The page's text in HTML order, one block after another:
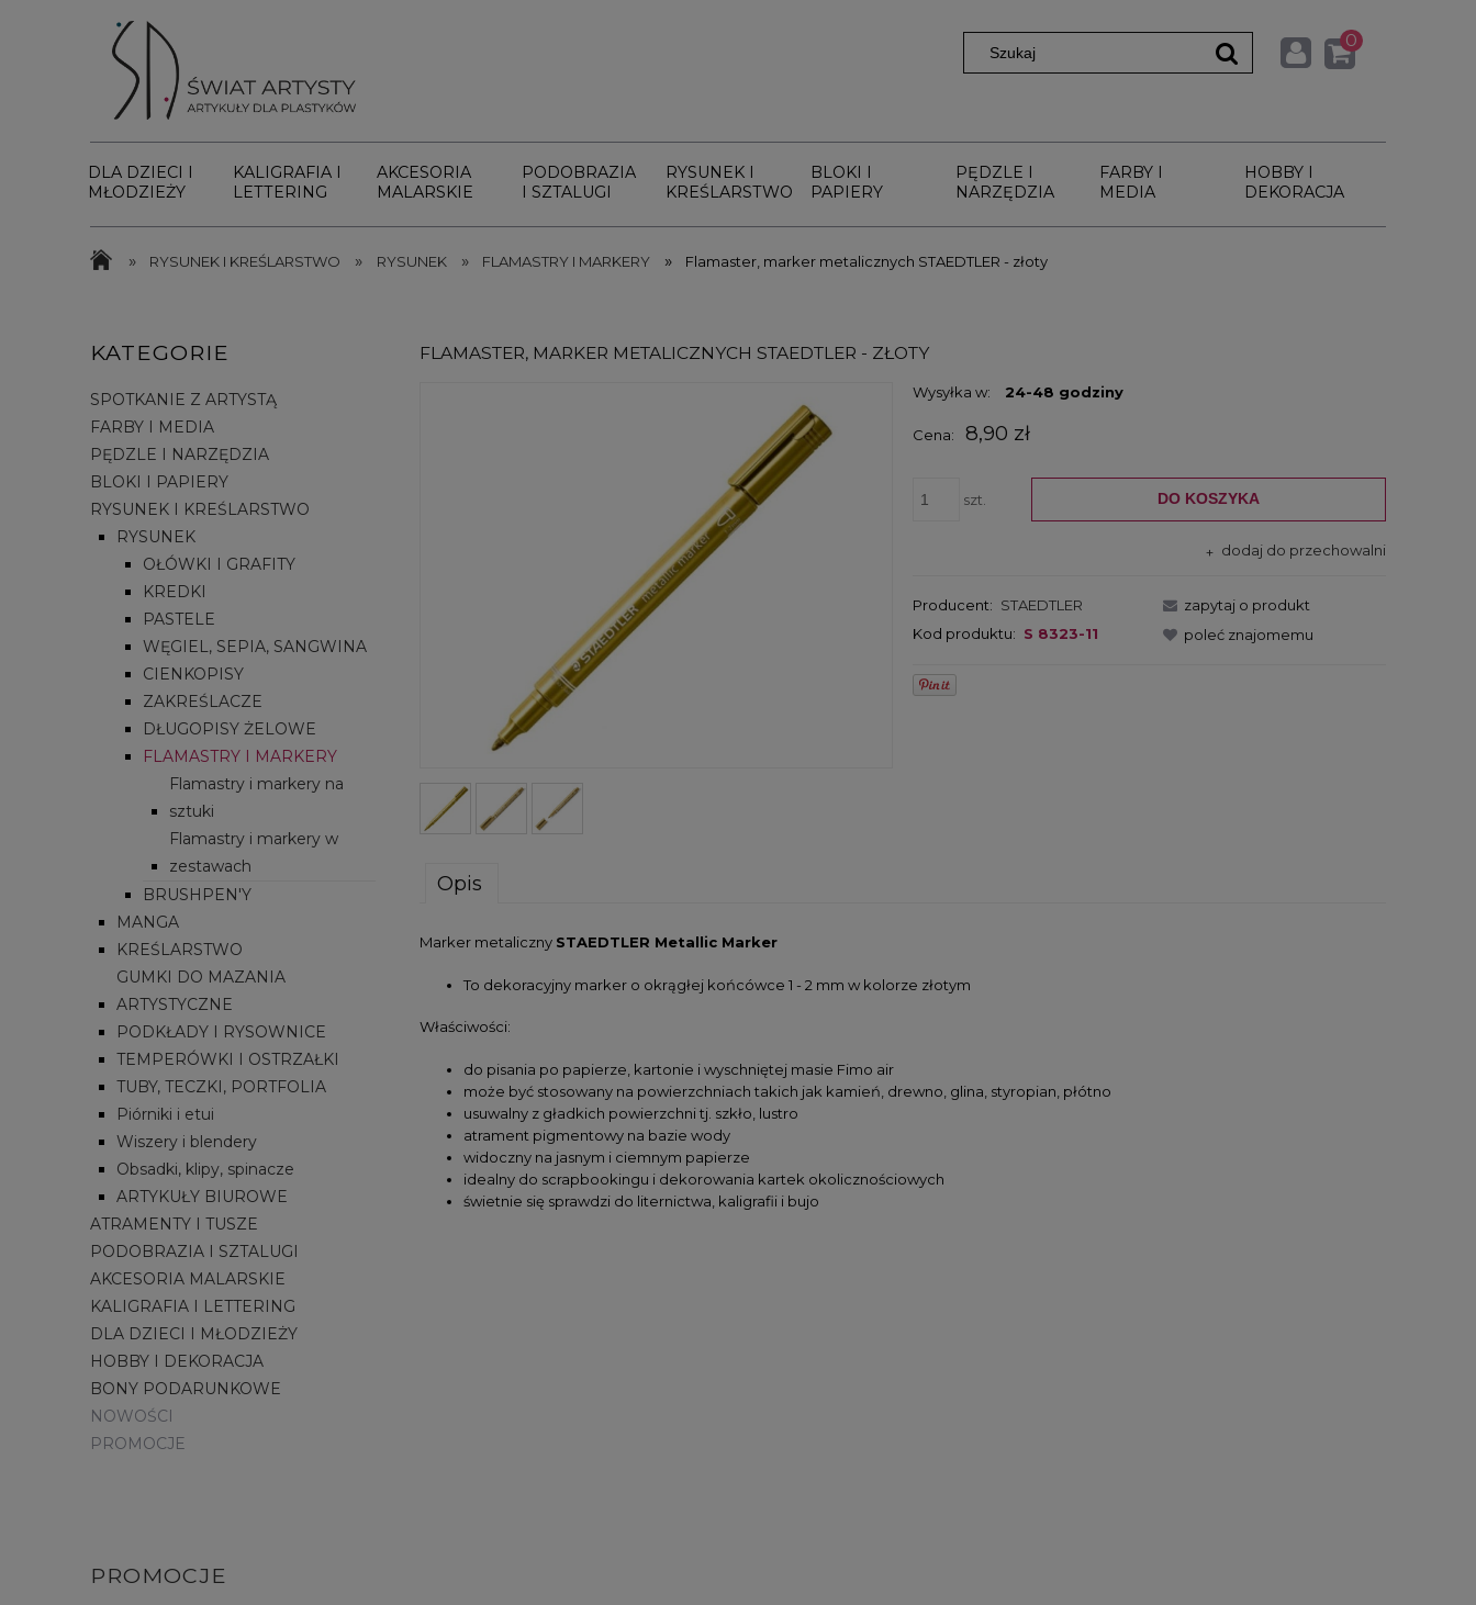
0
DLA DZIECI I
MŁODZIEŻY
KALIGRAFIA I
LETTERING
AKCESORIA
MALARSKIE
PODOBRAZIA
I SZTALUGI
RYSUNEK I
KREŚLARSTWO
BLOKI I
PAPIERY
PĘDZLE I
NARZĘDZIA
FARBY I
MEDIA
HOBBY I
DEKORACJA
» RYSUNEK I KREŚLARSTWO » RYSUNEK » FLAMASTRY I MARKERY » Flamaster, marker metalicznych STAEDTLER - złoty
KATEGORIE
SPOTKANIE Z ARTYSTĄ
FARBY I MEDIA
PĘDZLE I NARZĘDZIA
BLOKI I PAPIERY
RYSUNEK I KREŚLARSTWO
RYSUNEK
OŁÓWKI I GRAFITY
KREDKI
PASTELE
WĘGIEL, SEPIA, SANGWINA
CIENKOPISY
ZAKREŚLACZE
DŁUGOPISY ŻELOWE
FLAMASTRY I MARKERY
Flamastry i markery na
sztuki
Flamastry i markery w
zestawach
BRUSHPEN'Y
MANGA
KREŚLARSTWO
GUMKI DO MAZANIA
ARTYSTYCZNE
PODKŁADY I RYSOWNICE
TEMPERÓWKI I OSTRZAŁKI
TUBY, TECZKI, PORTFOLIA
Piórniki i etui
Wiszery i blendery
Obsadki, klipy, spinacze
ARTYKUŁY BIUROWE
ATRAMENTY I TUSZE
PODOBRAZIA I SZTALUGI
AKCESORIA MALARSKIE
KALIGRAFIA I LETTERING
DLA DZIECI I MŁODZIEŻY
HOBBY I DEKORACJA
BONY PODARUNKOWE
NOWOŚCI
PROMOCJE
PROMOCJE
FLAMASTER, MARKER METALICZNYCH STAEDTLER - ZŁOTY
Wysyłka w: 24-48 godziny
Cena: 8,90 zł
szt. DO KOSZYKA
dodaj do przechowalni
Producent: STAEDTLER
Kod produktu: S 8323-11
zapytaj o produkt
poleć znajomemu
Opis
Marker metaliczny STAEDTLER Metallic Marker
To dekoracyjny marker o okrągłej końcówce 1 - 2 mm w kolorze złotym
Właściwości:
do pisania po papierze, kartonie i wyschniętej masie Fimo air
może być stosowany na powierzchniach takich jak kamień, drewno, glina, styropian, płótno
usuwalny z gładkich powierzchni tj. szkło, lustro
atrament pigmentowy na bazie wody
widoczny na jasnym i ciemnym papierze
idealny do scrapbookingu i dekorowania kartek okolicznościowych
świetnie się sprawdzi do liternictwa, kaligrafii i bujo